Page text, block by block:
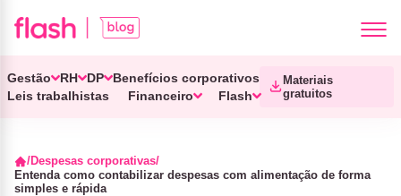
Gestão RH DP
Benefícios corporativos
Leis trabalhistas
Financeiro Flash
Materiais
gratuitos
Despesas corporativas
Entenda como contabilizar despesas com alimentação de forma
simples e rápida